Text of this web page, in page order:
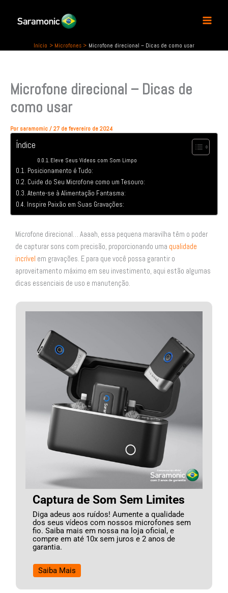
Início Microfones Microfone direcional – Dicas de como usar
Microfone direcional – Dicas de
como usar
Por saramomic / 27 de fevereiro de 2024
Índice
Eleve Seus Vídeos com Som Limpo
Posicionamento é Tudo:
Cuide do Seu Microfone como um Tesouro:
Atente-se à Alimentação Fantasma:
Inspire Paixão em Suas Gravações:
Microfone direcional… Aaaah, essa pequena maravilha têm o poder
de capturar sons com precisão, proporcionando uma qualidade
incrível em gravações. E para que você possa garantir o
aproveitamento máximo em seu investimento, aqui estão algumas
dicas essenciais de uso e manutenção.
Captura de Som Sem Limites
Diga adeus aos ruídos! Aumente a qualidade
dos seus vídeos com nossos microfones sem
fio. Saiba mais em nossa na loja oficial, e
compre em até 10x sem juros e 2 anos de
garantia.
Saiba Mais
r